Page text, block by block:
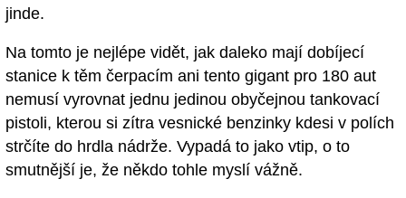
jinde.
Na tomto je nejlépe vidět, jak daleko mají dobíjecí
stanice k těm čerpacím ani tento gigant pro 180 aut
nemusí vyrovnat jednu jedinou obyčejnou tankovací
pistoli, kterou si zítra vesnické benzinky kdesi v polích
strčíte do hrdla nádrže. Vypadá to jako vtip, o to
smutnější je, že někdo tohle myslí vážně.